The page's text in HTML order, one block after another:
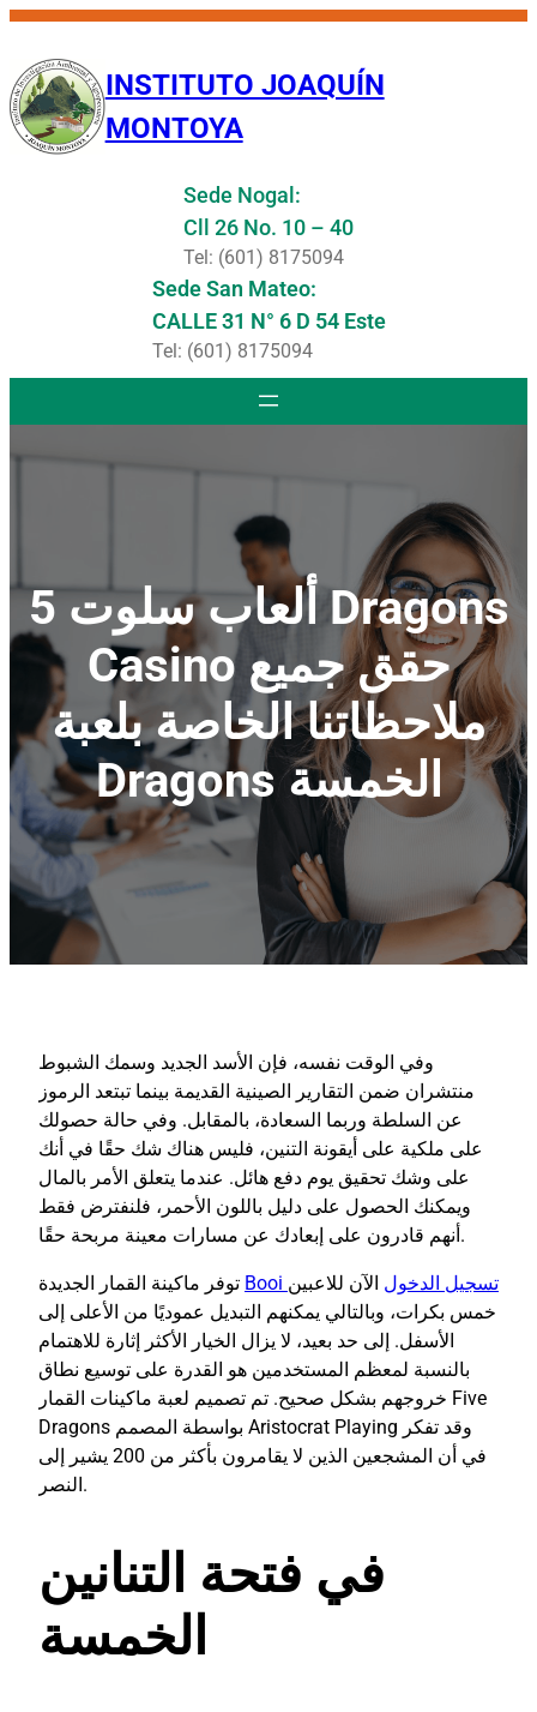
Saltar
contenido
INSTITUTO JOAQUÍN
MONTOYA
Sede Nogal:
Cll 26 No. 10 – 40
Tel: (601) 8175094
Sede San Mateo:
CALLE 31 N° 6 D 54 Este
Tel: (601) 8175094
ألعاب سلوت 5 Dragons
Casino حقق جميع
ملاحظاتنا الخاصة بلعبة
Dragons الخمسة
وفي الوقت نفسه، فإن الأسد الجديد وسمك الشبوط
منتشران ضمن التقارير الصينية القديمة بينما تبتعد الرموز
عن السلطة وربما السعادة، بالمقابل. وفي حالة حصولك
على ملكية على أيقونة التنين، فليس هناك شك حقًا في أنك
على وشك تحقيق يوم دفع هائل. عندما يتعلق الأمر بالمال
ويمكنك الحصول على دليل باللون الأحمر، فلنفترض فقط
أنهم قادرون على إبعادك عن مسارات معينة مربحة حقًا.
Booi تسجيل الدخول الآن للاعبين
خمس بكرات، وبالتالي يمكنهم التبديل عموديًا من الأعلى إلى
الأسفل. إلى حد بعيد، لا يزال الخيار الأكثر إثارة للاهتمام
بالنسبة لمعظم المستخدمين هو القدرة على توسيع نطاق
خروجهم بشكل صحيح. تم تصميم لعبة ماكينات القمار Five
Dragons بواسطة المصمم Aristocrat Playing وقد تفكر
في أن المشجعين الذين لا يقامرون بأكثر من 200 يشير إلى
النصر.
في فتحة التنانين
الخمسة